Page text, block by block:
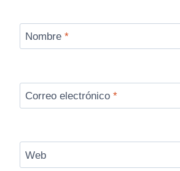
Nombre *
Correo electrónico *
Web